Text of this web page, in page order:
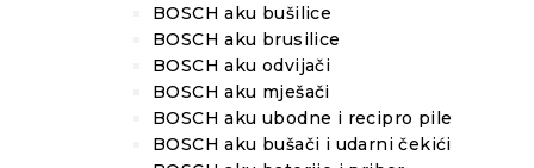
BOSCH aku bušilice
BOSCH aku brusilice
BOSCH aku odvijači
BOSCH aku mješači
BOSCH aku ubodne i recipro pile
BOSCH aku bušači i udarni čekići